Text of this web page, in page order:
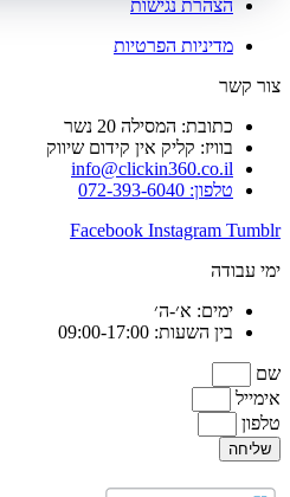
הצהרת נגישות
מדיניות הפרטיות
צור קשר
כתובת: המסילה 20 נשר
בוויז: קליק אין קידום שיווק
info@clickin360.co.il
טלפון: 072-393-6040
Facebook Instagram Tumblr
ימי עבודה
ימים: א׳-ה׳
בין השעות: 09:00-17:00
שם
אימייל
טלפון
שליחה